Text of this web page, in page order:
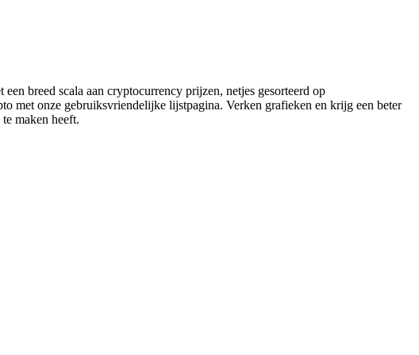
breed scala aan cryptocurrency prijzen, netjes gesorteerd op
met onze gebruiksvriendelijke lijstpagina. Verken grafieken en krijg een beter
maken heeft.